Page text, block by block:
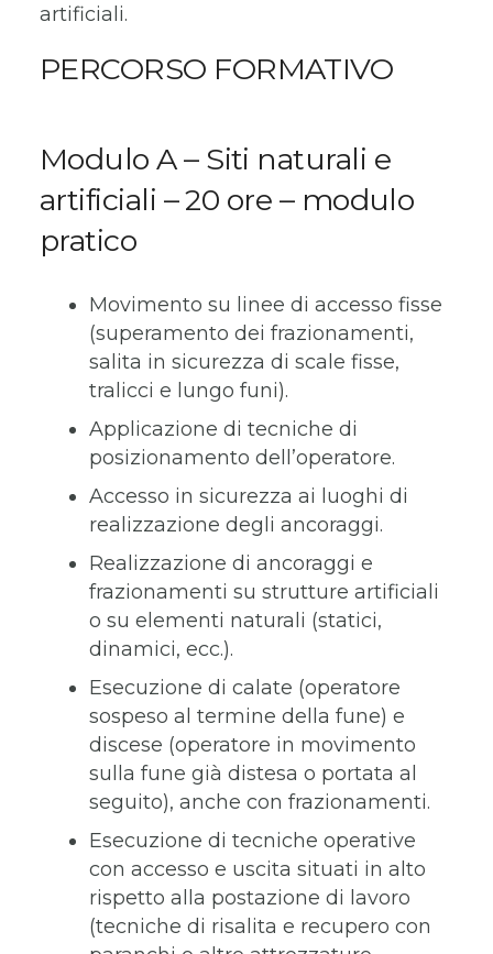
artificiali.
PERCORSO FORMATIVO
Modulo A – Siti naturali e
artificiali – 20 ore – modulo
pratico
Movimento su linee di accesso fisse
(superamento dei frazionamenti,
salita in sicurezza di scale fisse,
tralicci e lungo funi).
Applicazione di tecniche di
posizionamento dell’operatore.
Accesso in sicurezza ai luoghi di
realizzazione degli ancoraggi.
Realizzazione di ancoraggi e
frazionamenti su strutture artificiali
o su elementi naturali (statici,
dinamici, ecc.).
Esecuzione di calate (operatore
sospeso al termine della fune) e
discese (operatore in movimento
sulla fune già distesa o portata al
seguito), anche con frazionamenti.
Esecuzione di tecniche operative
con accesso e uscita situati in alto
rispetto alla postazione di lavoro
(tecniche di risalita e recupero con